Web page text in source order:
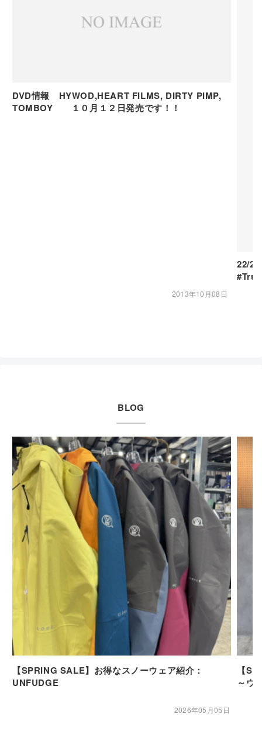
DVD情報 HYWOD,HEART FILMS, DIRTY PIMP,
TOMBOY １０月１２日発売です！！
2013年10月08日
22/
BLOG
【SPRING SALE】お得なスノーウェア紹介：
UNFUDGE
2026年05月05日
【
～ウ